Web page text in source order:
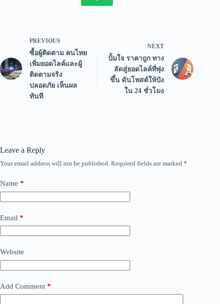
PREVIOUS
ซื้อผู้ติดตาม คนไทย
เพิ่มยอดไลค์และผู้
ติดตามจริง
ปลอดภัย เห็นผล
ทันที
NEXT
ปั้มใจ ราคาถูก ทาง
ลัดสู่ยอดไลค์ที่พุ่ง
ขึ้น ดันโพสต์ให้ปัง
ใน 24 ชั่วโมง
Leave a Reply
Your email address will not be published. Required fields are marked *
Name *
Email *
Website
Add Comment *